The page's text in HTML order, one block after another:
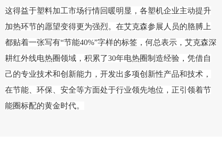
这得益于塑料加工市场行情回暖明显，各塑机企业主动提升
加热环节的愿望变得更为强烈。在艾克森参展人员的胳膊上
都贴着一张写有“节能40%”字样的标签，何总表示，艾克森深
耕红外线电热圈领域，积累了30年电热圈制造经验，凭借自
己的专业技术和创新能力，开发出多项创新性产品和技术，
在节能、环保、安全等方面处于行业领先地位，正引领着节
能圈标配的黄金时代。